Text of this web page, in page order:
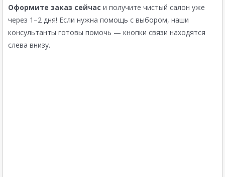
Оформите заказ сейчас и получите чистый салон уже
через 1–2 дня! Если нужна помощь с выбором, наши
консультанты готовы помочь — кнопки связи находятся
слева внизу.